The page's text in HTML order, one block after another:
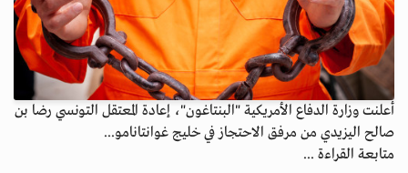
أعلنت وزارة الدفاع الأمريكية "البنتاغون"، إعادة المعتقل التونسي رضا بن
صالح اليزيدي من مرفق الاحتجاز في خليج غوانتانامو...
متابعة القراءة ...